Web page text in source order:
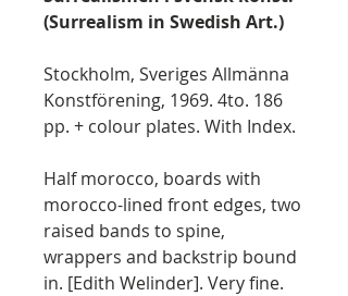
(Surrealism in Swedish Art.)
Stockholm, Sveriges Allmänna
Konstförening, 1969. 4to. 186
pp. + colour plates. With Index.
Half morocco, boards with
morocco-lined front edges, two
raised bands to spine,
wrappers and backstrip bound
in. [Edith Welinder]. Very fine.